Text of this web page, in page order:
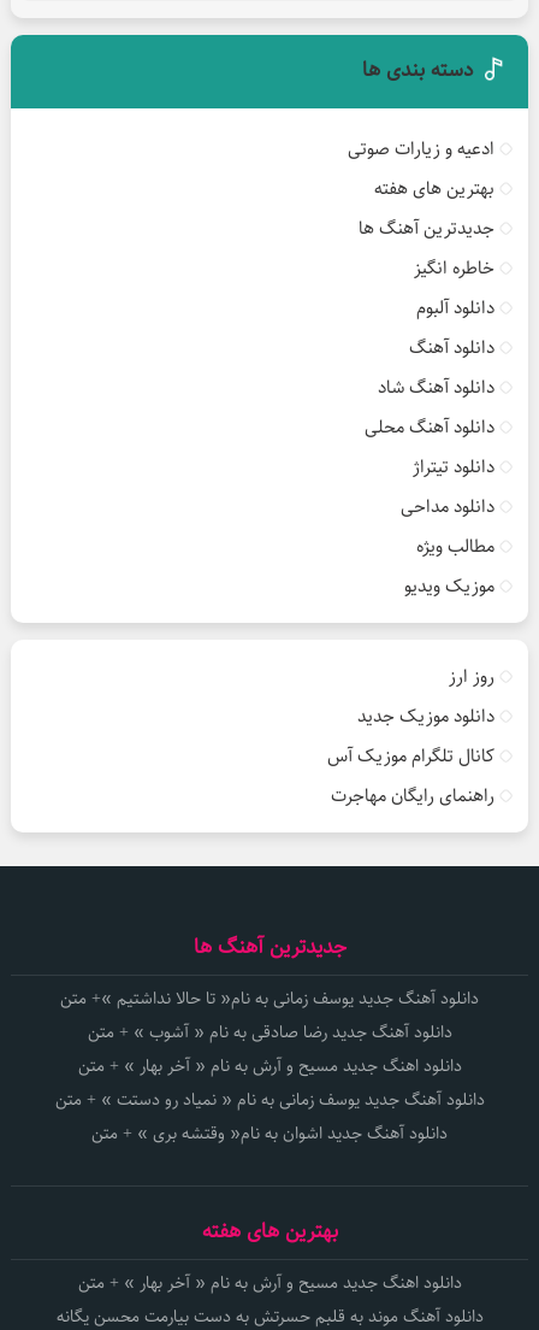
دسته بندی ها
ادعیه و زیارات صوتی
بهترین های هفته
جدیدترین آهنگ ها
خاطره انگیز
دانلود آلبوم
دانلود آهنگ
دانلود آهنگ شاد
دانلود آهنگ محلی
دانلود تیتراژ
دانلود مداحی
مطالب ویژه
موزیک ویدیو
روز ارز
دانلود موزیک جدید
کانال تلگرام موزیک آس
راهنمای رایگان مهاجرت
جدیدترین آهنگ ها
دانلود آهنگ جدید یوسف زمانی به نام« تا حالا نداشتیم »+ متن
دانلود آهنگ جدید رضا صادقی به نام « آشوب » + متن
دانلود اهنگ جدید مسیح و آرش به نام « آخر بهار » + متن
دانلود آهنگ جدید یوسف زمانی به نام « نمیاد رو دستت » + متن
دانلود آهنگ جدید اشوان به نام« وقتشه بری » + متن
بهترین های هفته
دانلود اهنگ جدید مسیح و آرش به نام « آخر بهار » + متن
دانلود آهنگ موند به قلبم حسرتش به دست بیارمت محسن یگانه